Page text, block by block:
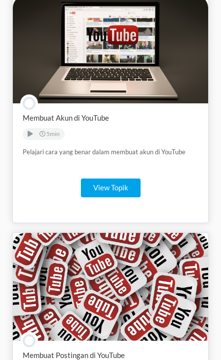
Membuat Akun di YouTube
5min
Pelajari cara yang benar dalam membuat akun di YouTube
View Topik
Membuat Postingan di YouTube